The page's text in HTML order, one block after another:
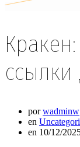
ссылки
porwadminw
en
en 10/12/